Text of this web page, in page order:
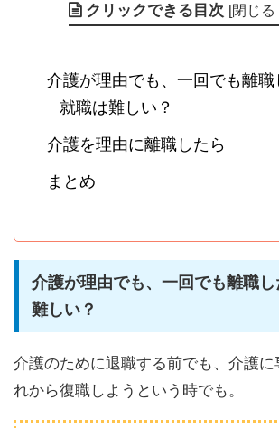
クリックできる目次 [閉じる
介護が理由でも、一回でも離職
就職は難しい？
介護を理由に離職したら
まとめ
介護が理由でも、一回でも離職
難しい？
介護のために退職する前でも、介護に
れから復職しようという時でも。